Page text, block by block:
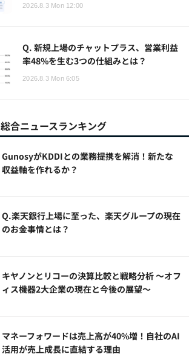
2026.8.3 Mon 12:00
Q. 新規上場のチャットプラス、営業利益
率48%を生む3つの仕組みとは？
2026.8.3 Mon 6:05
総合ニュースランキング
GunosyがKDDIとの業務提携を解消！新たな
収益軸を作れるか？
Q.楽天銀行上場に至った、楽天グループの現在
のお金事情とは？
キヤノンとリコーの決算比較と戦略分析 ～オフ
ィス機器2大企業の現在と今後の展望～
マネーフォワードは売上高が40%増！自社のAI
活用が売上成長に直結する理由